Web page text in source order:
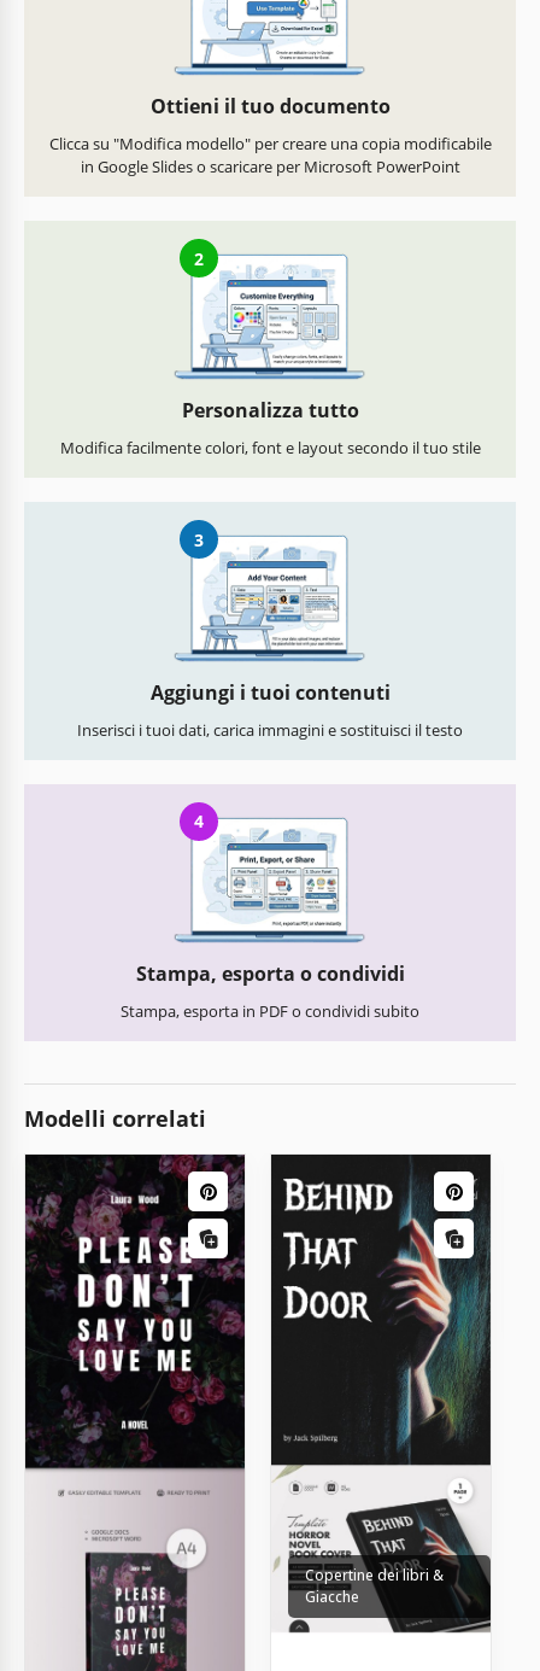
Ottieni il tuo documento
Clicca su "Modifica modello" per creare una copia modificabile
in Google Slides o scaricare per Microsoft PowerPoint
2
Personalizza tutto
Modifica facilmente colori, font e layout secondo il tuo stile
3
Aggiungi i tuoi contenuti
Inserisci i tuoi dati, carica immagini e sostituisci il testo
4
Stampa, esporta o condividi
Stampa, esporta in PDF o condividi subito
Modelli correlati
Copertine dei libri &
Giacche